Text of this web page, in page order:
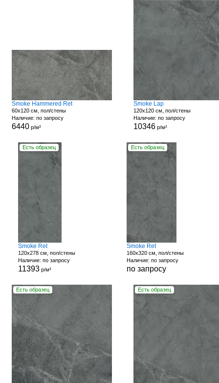
Smoke Hammered Ret
60x120 см, пол/стены
Наличие: по запросу
6440р/м²
Smoke Lap
120x120 см, пол/стены
Наличие: по запросу
10346р/м²
Есть образец
Smoke Ret
120x278 см, пол/стены
Наличие: по запросу
11393 р/м²
Есть образец
Smoke Ret
160x320 см, пол/стены
Наличие: по запросу
по запросу
Есть образец Есть образец